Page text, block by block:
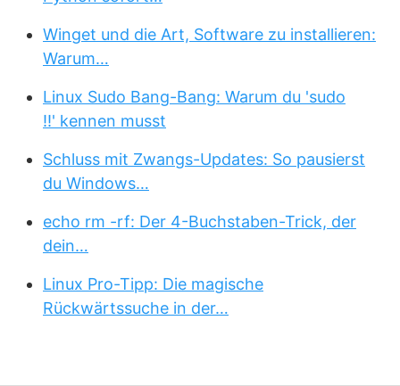
Winget und die Art, Software zu installieren:
Warum…
Linux Sudo Bang-Bang: Warum du 'sudo
!!' kennen musst
Schluss mit Zwangs-Updates: So pausierst
du Windows…
echo rm -rf: Der 4-Buchstaben-Trick, der
dein…
Linux Pro-Tipp: Die magische
Rückwärtssuche in der…